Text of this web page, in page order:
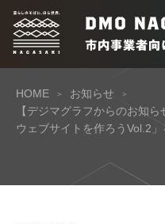
HOME
お知らせ
【デジマグラフからのお知
ウェブサイトを作ろうVol.2